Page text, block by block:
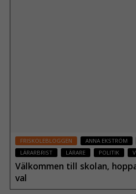
FRISKOLEBLOGGEN ANNA EKSTRÖM
LÄRARBRIST
LÄRARE POLITIK
Välkommen till skolan,
val